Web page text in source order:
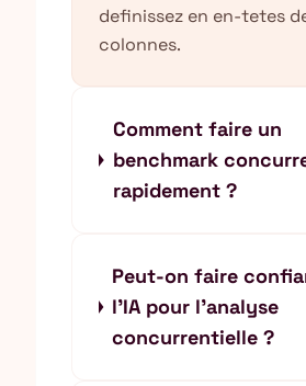
definissez en en-tetes
colonnes.
Comment faire un
benchmark
rapidement ?
Peut-on faire
l'IA pour l'analyse
concurrentielle ?